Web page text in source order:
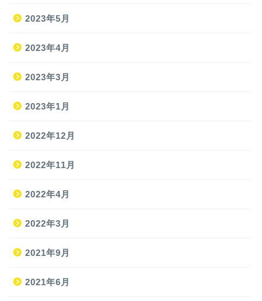
2023年5月
2023年4月
2023年3月
2023年1月
2022年12月
2022年11月
2022年4月
2022年3月
2021年9月
2021年6月